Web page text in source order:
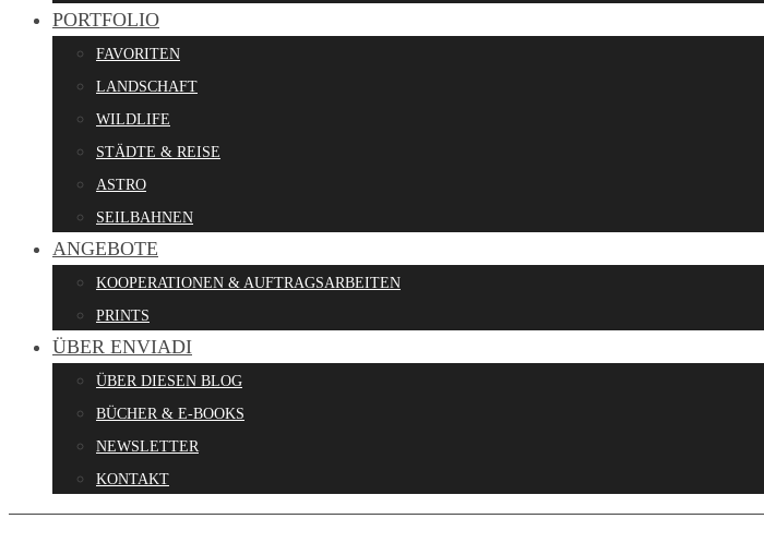
PORTFOLIO
FAVORITEN
LANDSCHAFT
WILDLIFE
STÄDTE & REISE
ASTRO
SEILBAHNEN
ANGEBOTE
KOOPERATIONEN & AUFTRAGSARBEITEN
PRINTS
ÜBER ENVIADI
ÜBER DIESEN BLOG
BÜCHER & E-BOOKS
NEWSLETTER
KONTAKT